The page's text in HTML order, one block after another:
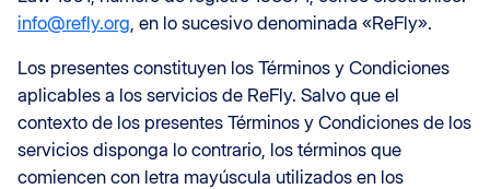
info@refly.org, en lo sucesivo denominada «ReFly».
Los presentes constituyen los Términos y Condiciones
aplicables a los servicios de ReFly. Salvo que el
contexto de los presentes Términos y Condiciones de los
servicios disponga lo contrario, los términos que
comiencen con letra mayúscula utilizados en los